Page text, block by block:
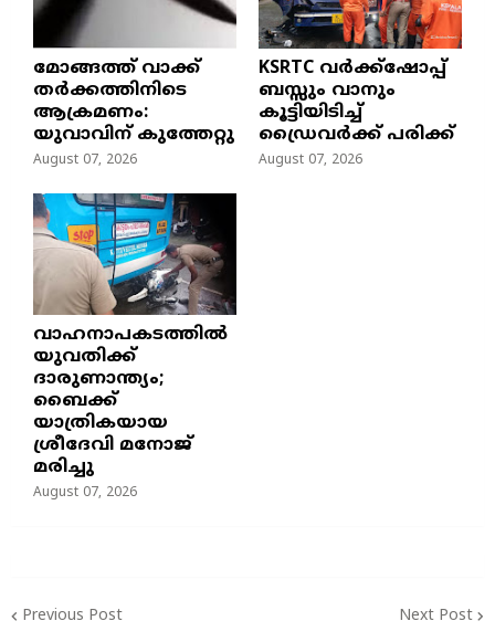
മോങ്ങത്ത് വാക്ക്
തർക്കത്തിനിടെ
ആക്രമണം:
യുവാവിന് കുത്തേറ്റു
August 07, 2026
KSRTC വർക്ക്ഷോപ്പ്
ബസ്സും വാനും
കൂട്ടിയിടിച്ച്
ഡ്രൈവർക്ക് പരിക്ക്
August 07, 2026
വാഹനാപകടത്തിൽ
യുവതിക്ക്
ദാരുണാന്ത്യം;
ബൈക്ക്
യാത്രികയായ
ശ്രീദേവി മനോജ്
മരിച്ചു
August 07, 2026
Previous Post Next Post